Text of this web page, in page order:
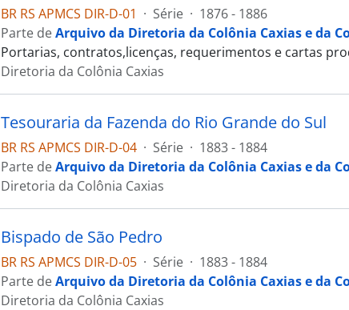
BR RS APMCS DIR-D-01 · Série · 1876 - 1886
Parte deArquivo da Diretoria da Colônia Caxias e da
Portarias, contratos,licenças, requerimentos e cartas
Diretoria da Colônia Caxias
Tesouraria da Fazenda do Rio Grande do Sul
BR RS APMCS DIR-D-04 · Série · 1883 - 1884
Parte deArquivo da Diretoria da Colônia Caxias e da
Diretoria da Colônia Caxias
Bispado de São Pedro
BR RS APMCS DIR-D-05 · Série · 1883 - 1884
Parte deArquivo da Diretoria da Colônia Caxias e da
Diretoria da Colônia Caxias